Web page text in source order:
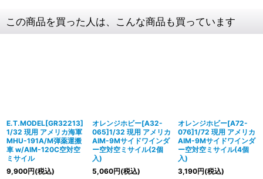
この商品を買った人は、こんな商品も買っています
E.T.MODEL[GR32213]
1/32 現用 アメリカ海軍
MHU-191A/M弾薬運搬
車 w/AIM-120C空対空
ミサイル
9,900円(税込)
オレンジホビー[A32-
065]1/32 現用 アメリカ
AIM-9Mサイドワインダ
ー空対空ミサイル(2個
入)
5,060円(税込)
オレンジホビー[A72-
076]1/72 現用 アメリカ
AIM-9Mサイドワインダ
ー空対空ミサイル(4個
入)
3,190円(税込)